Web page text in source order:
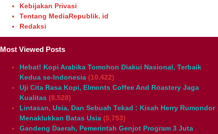
Kebijakan Privasi
Tentang MediaRepublik. id
Redaksi
Most Viewed Posts
Hebat! Kopi Arabika Tomohon Diakui Nasional, Terbaik
Kedua se-Indonesia (10,422)
Uji Cita Rasa Kopi, Elmonts Coffee And Roastery Jaga
Kualitas (8,528)
Lintasan, Usia, Dan Sebuah Tekad : Kisah Herry Rumondor
Menaklukkan Batas Usia (5,753)
Gandeng Daerah, Pemerintah Genjot Program 3 Juta